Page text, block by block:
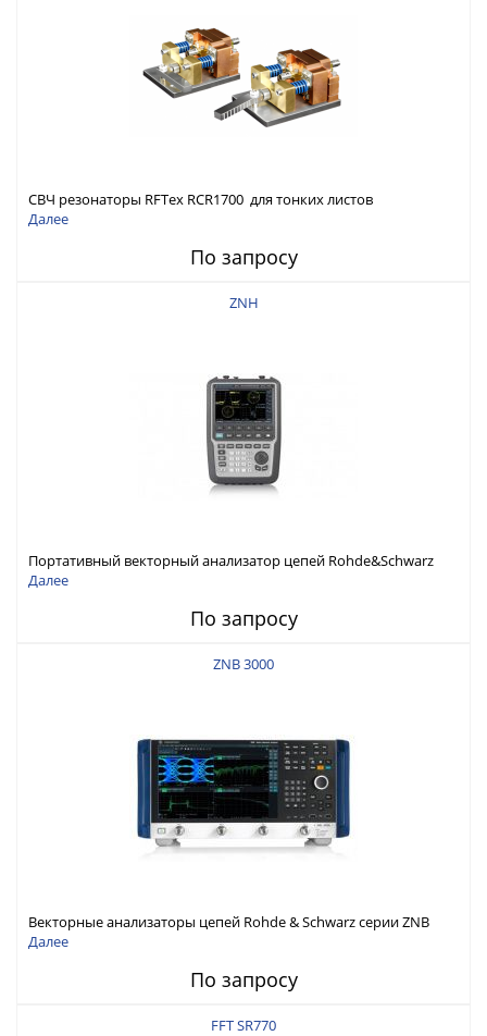
СВЧ резонаторы RFTex RCR1700 для тонких листов
Далее
По запросу
ZNH
Портативный векторный анализатор цепей Rohde&Schwarz
ZNH с диапазоном частот от 30 кГц до 26,5 ГГц
Далее
По запросу
ZNB 3000
Векторные анализаторы цепей Rohde & Schwarz серии ZNB
3000 с диапазоном частот от 9 кГц до 54 ГГц
Далее
По запросу
FFT SR770